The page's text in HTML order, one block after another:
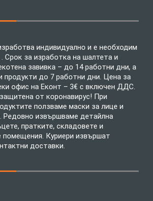
индивидуално и е необходим
. Срок за изработка на шалтета и
завивка – до 14 работни дни, а
продукти до 7 работни дни. Цена за
офис на Еконт – 3€ с включен ДДС.
от коронавирус! При
ползваме маски за лице и
Редовно извършваме детайлна
пратките, складовете и
помещения. Куриери извършат
доставки.